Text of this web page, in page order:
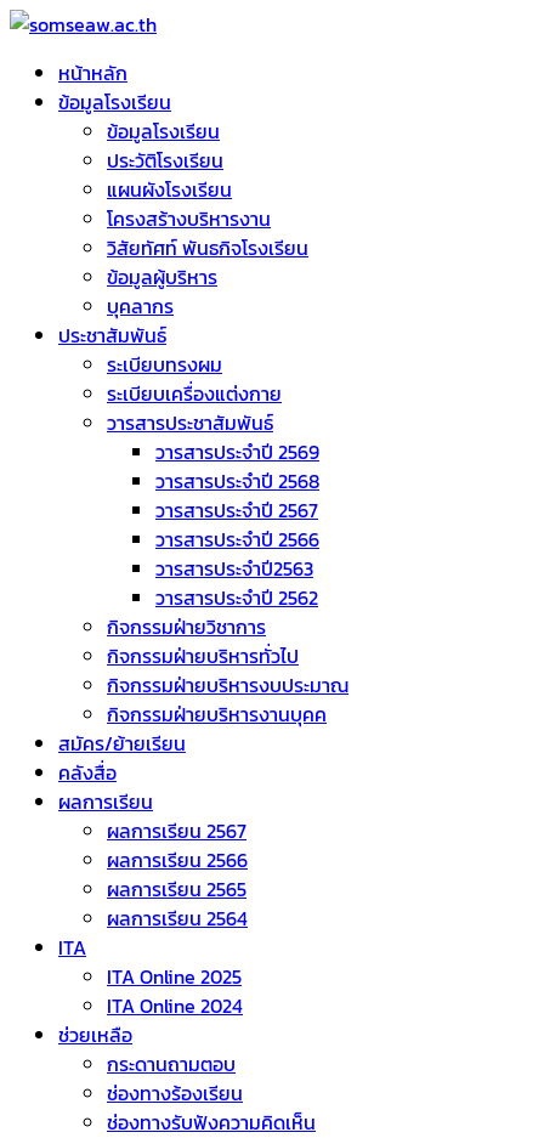
Skip
content
somseaw.ac.th
หน้าหลัก
ข้อมูลโรงเรียน
ข้อมูลโรงเรียน
ประวัติโรงเรียน
แผนผังโรงเรียน
โครงสร้างบริหารงาน
วิสัยทัศท์ พันธกิจโรงเรียน
ข้อมูลผู้บริหาร
บุคลากร
ประชาสัมพันธ์
ระเบียบทรงผม
ระเบียบเครื่องแต่งกาย
วารสารประชาสัมพันธ์
วารสารประจำปี 2569
วารสารประจำปี 2568
วารสารประจำปี 2567
วารสารประจำปี 2566
วารสารประจำปี2563
วารสารประจำปี 2562
กิจกรรมฝ่ายวิชาการ
กิจกรรมฝ่ายบริหารทั่วไป
กิจกรรมฝ่ายบริหารงบประมาณ
กิจกรรมฝ่ายบริหารงานบุคค
สมัคร/ย้ายเรียน
คลังสื่อ
ผลการเรียน
ผลการเรียน 2567
ผลการเรียน 2566
ผลการเรียน 2565
ผลการเรียน 2564
ITA
ITA Online 2025
ITA Online 2024
ช่วยเหลือ
กระดานถามตอบ
ช่องทางร้องเรียน
ช่องทางรับฟังความคิดเห็น